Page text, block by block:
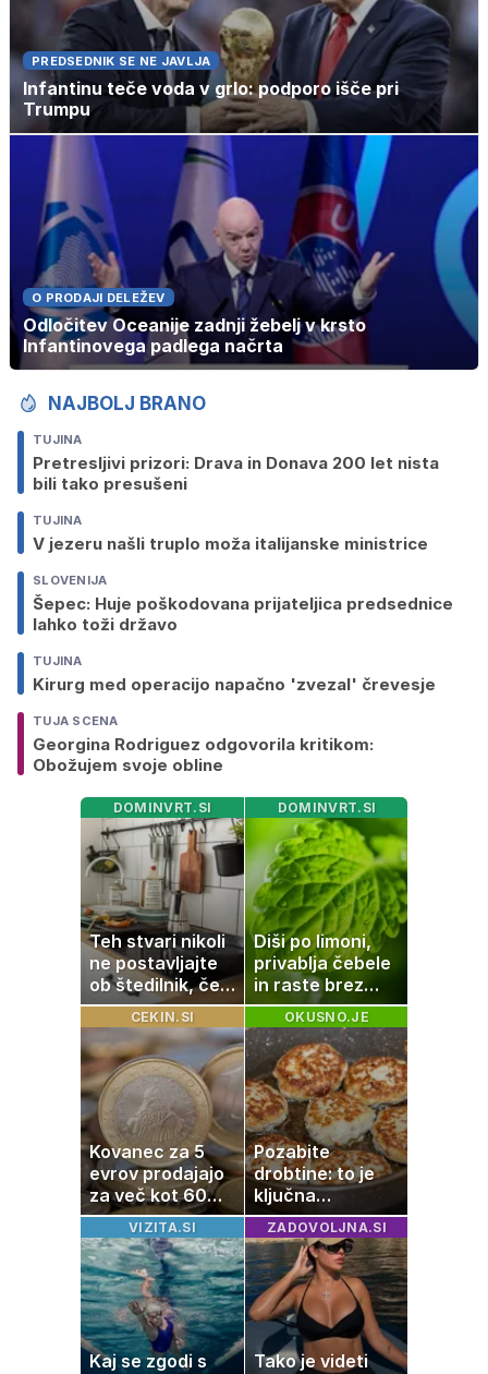
PREDSEDNIK SE NE JAVLJA
Infantinu teče voda v grlo: podporo išče pri
Trumpu
O PRODAJI DELEŽEV
Odločitev Oceanije zadnji žebelj v krsto
Infantinovega padlega načrta
NAJBOLJ BRANO
TUJINA
Pretresljivi prizori: Drava in Donava 200 let nista
bili tako presušeni
TUJINA
V jezeru našli truplo moža italijanske ministrice
SLOVENIJA
Šepec: Huje poškodovana prijateljica predsednice
lahko toži državo
TUJINA
Kirurg med operacijo napačno 'zvezal' črevesje
TUJA SCENA
Georgina Rodriguez odgovorila kritikom:
Obožujem svoje obline
DOMINVRT.SI
Teh stvari nikoli
ne postavljajte
ob štedilnik, če
želite varnejšo
kuhinjo
DOMINVRT.SI
Diši po limoni,
privablja čebele
in raste brez
težav
CEKIN.SI
Kovanec za 5
evrov prodajajo
za več kot 60
evrov: navijači in
zbiratelji ga že
iščejo
OKUSNO.JE
Pozabite
drobtine: to je
ključna
sestavina za bolj
mehke in sočne
mesne polpete
VIZITA.SI
Kaj se zgodi s
ZADOVOLJNA.SI
Tako je videti